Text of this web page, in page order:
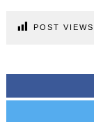
POST